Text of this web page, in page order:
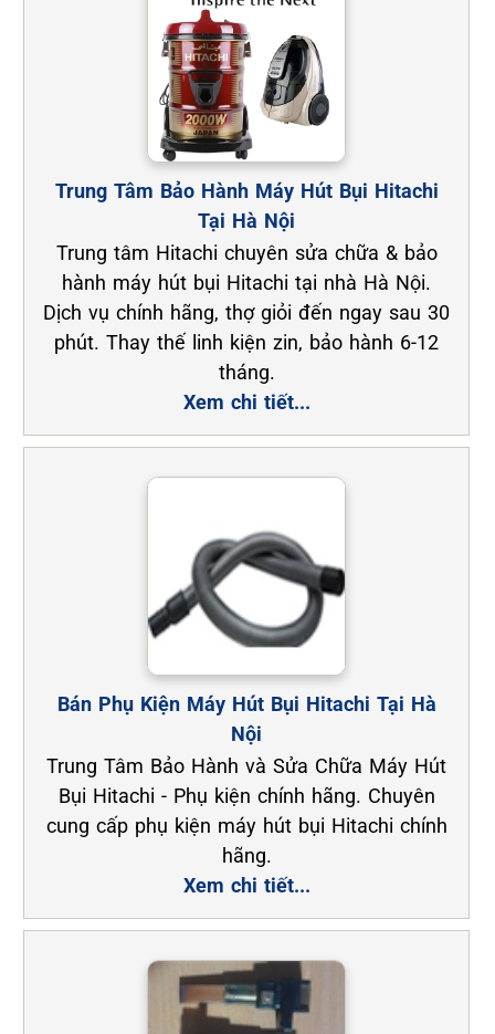
Trung Tâm Bảo Hành Máy Hút Bụi Hitachi
Tại Hà Nội
Trung tâm Hitachi chuyên sửa chữa & bảo
hành máy hút bụi Hitachi tại nhà Hà Nội.
Dịch vụ chính hãng, thợ giỏi đến ngay sau 30
phút. Thay thế linh kiện zin, bảo hành 6-12
tháng.
Xem chi tiết...
Bán Phụ Kiện Máy Hút Bụi Hitachi Tại Hà
Nội
Trung Tâm Bảo Hành và Sửa Chữa Máy Hút
Bụi Hitachi - Phụ kiện chính hãng. Chuyên
cung cấp phụ kiện máy hút bụi Hitachi chính
hãng.
Xem chi tiết...